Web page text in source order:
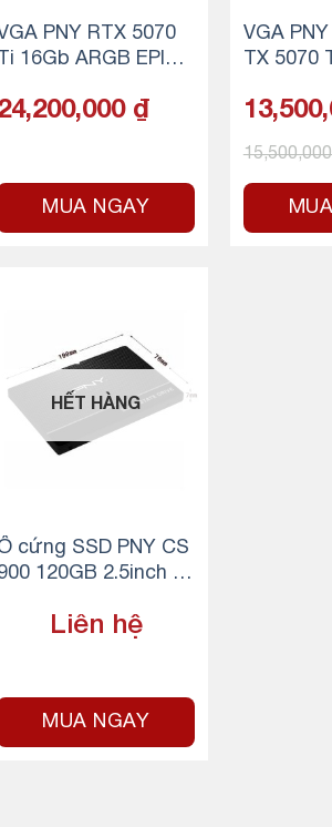
PNY RTX 5070
Ti 16Gb ARGB EPIC-
₫
MUA NGAY
VGA
TX 5070
HẾT HÀNG
cứng SSD PNY CS
120GB 2.5inch S
Liên hệ
MUA NGAY